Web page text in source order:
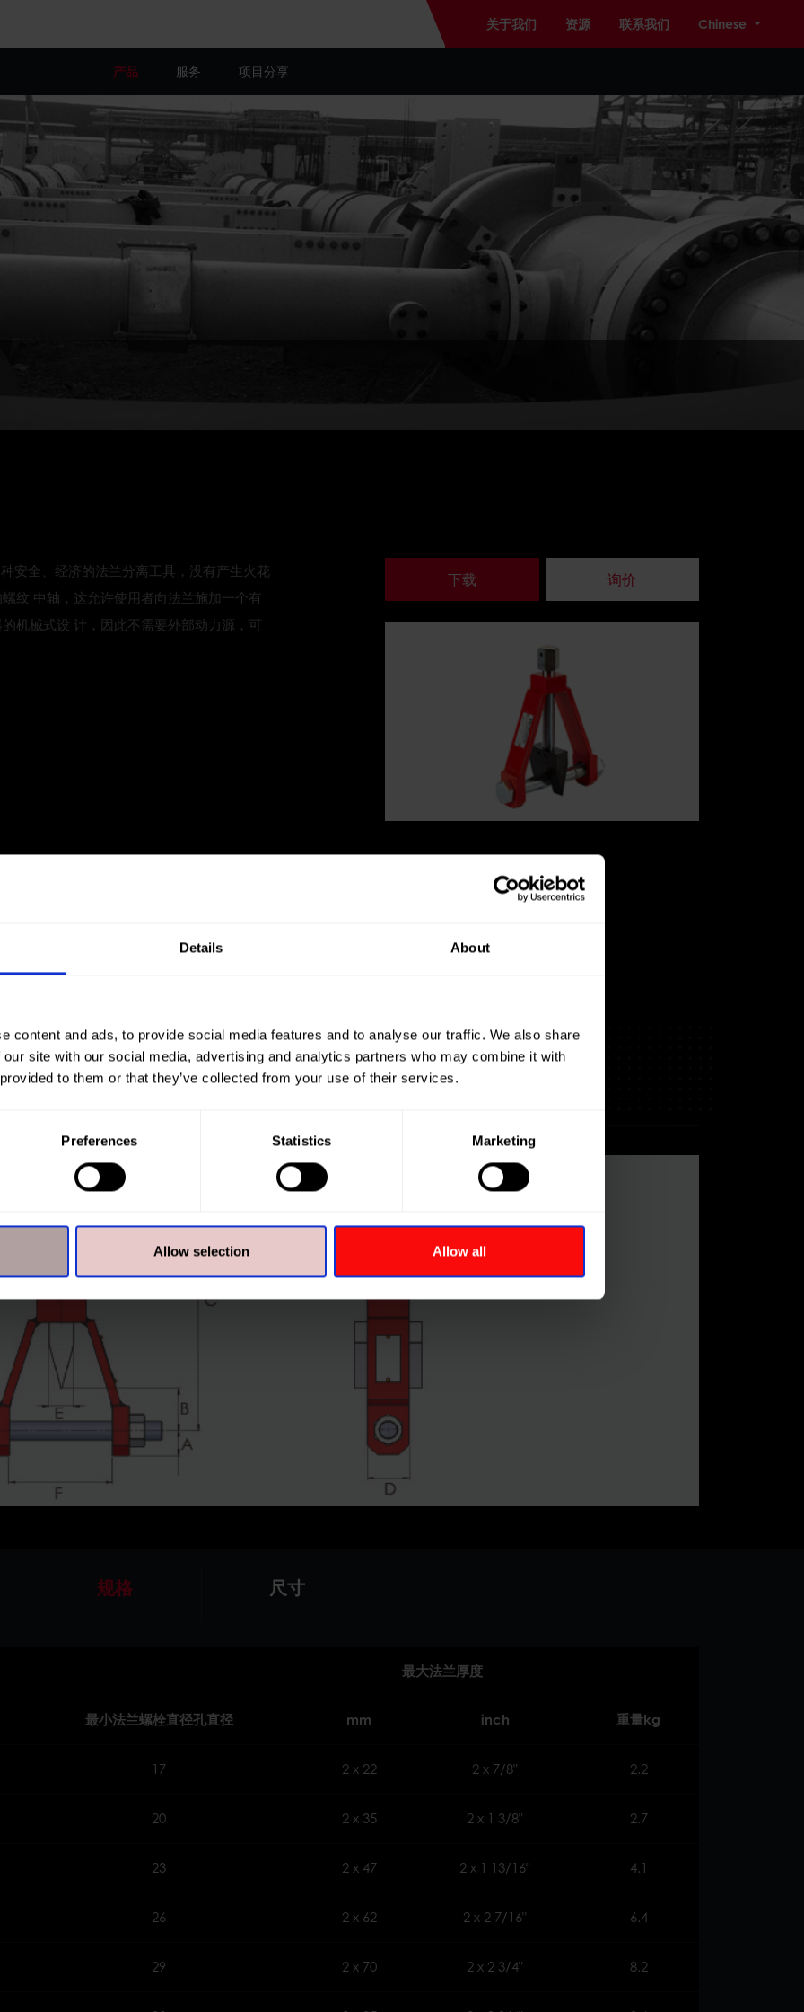
Details About
content and ads, to provide social media features and to analyse our traffic. We also share
site with our social media, advertising and analytics partners who may combine it with
to them or that they’ve collected from your use of their services.
Preferences Statistics Marketing
Allow selection Allow all
关于我们 资源 联系我们
产品 服务 项目分享
安全、经济的法兰分离工具，没有产生火花
纹 中轴，这允许使用者向法兰施加一个有
机械式设 计，因此不需要外部动力源，可
下载 询价
规格 尺寸
最小法兰螺栓直径孔直径
最大法兰厚度
重量kg
mm inch
17 2 x 22 2 x 7/8" 2.2
20 2 x 35 2 x 1 3/8" 2.7
23 2 x 47 2 x 1 13/16" 4.1
26 2 x 62 2 x 2 7/16" 6.4
29 2 x 70 2 x 2 3/4" 8.2